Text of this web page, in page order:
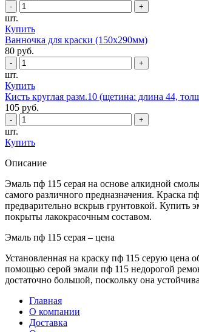
шт.
Купить
Ванночка для краски (150х290мм)
80 руб.
шт.
Купить
Кисть круглая разм.10 (щетина: длина 44,
105 руб.
шт.
Купить
Описание
Эмаль пф 115 серая на основе алкидной
самого различного предназначения. Краска
предварительно вскрыв грунтовкой. Купить
покрыты лакокрасочным составом.
Эмаль пф 115 серая – цена
Установленная на краску пф 115 серую цена
помощью серой эмали пф 115 недорогой
достаточно большой, поскольку она
Главная
О компании
Доставка